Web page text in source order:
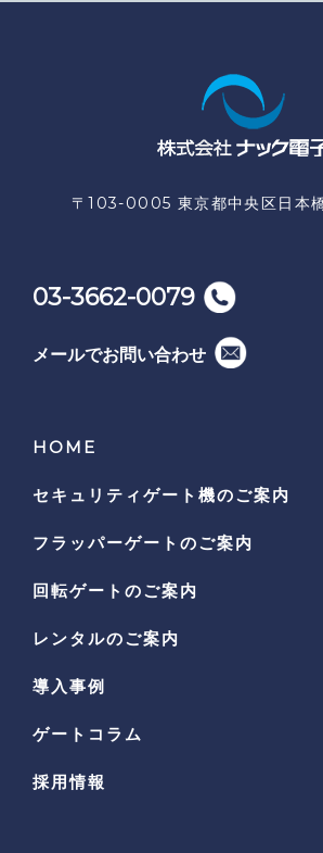
〒103-0005 東京都中央区日本
03-3662-0079
メールでお問い合わせ
HOME
セキュリティゲート機のご案内
フラッパーゲートのご案内
回転ゲートのご案内
レンタルのご案内
導入事例
ゲートコラム
採用情報